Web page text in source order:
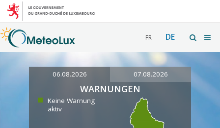
FR DE
06.08.2026 07.08.2026
WARNUNGEN
Keine Warnung
aktiv